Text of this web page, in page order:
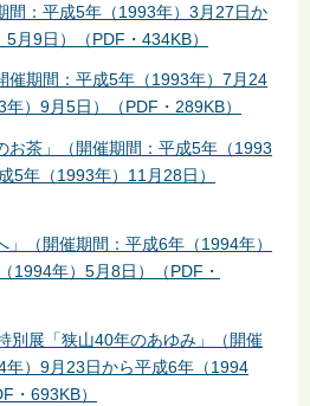
間：平成5年（1993年）3月27日か
月9日）（PDF・434KB）
催期間：平成5年（1993年）7月24
）9月5日）（PDF・289KB）
お茶」（開催期間：平成5年（1993
5年（1993年）11月28日）
」（開催期間：平成6年（1994年）
1994年）5月8日）（PDF・
別展「狭山40年のあゆみ」（開催
年）9月23日から平成6年（1994
・693KB）